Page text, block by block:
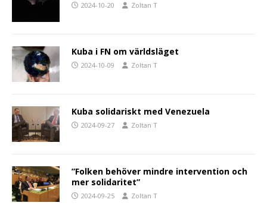
2024-10-20 Zoltan T
Kuba i FN om världsläget
2024-10-09 Zoltan T
Kuba solidariskt med Venezuela
2024-09-27 Zoltan T
”Folken behöver mindre intervention och
mer solidaritet”
2024-09-25 Zoltan T